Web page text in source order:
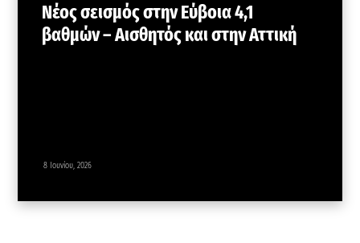
Νέος σεισμός στην Εύβοια 4,1
βαθμών – Αισθητός και στην Αττική
8 Ιουνίου, 2026